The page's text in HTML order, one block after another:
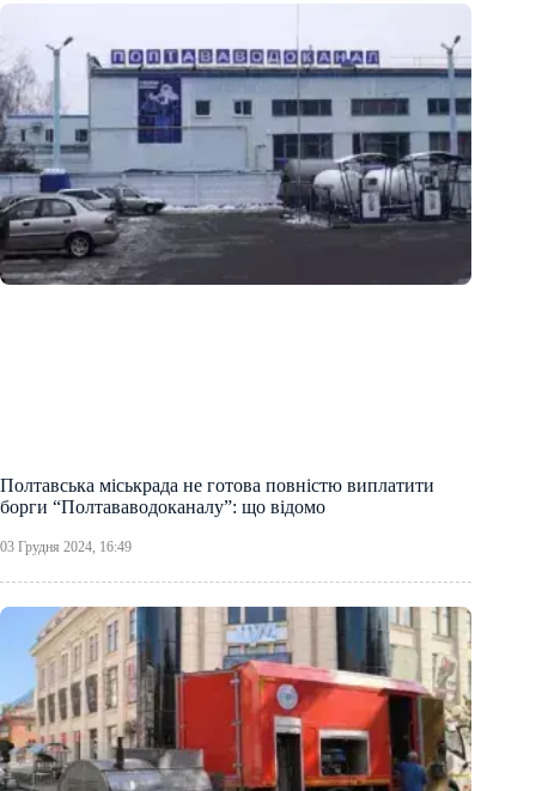
Полтавська міськрада не готова повністю виплатити
борги “Полтававодоканалу”: що відомо
03 Грудня 2024, 16:49